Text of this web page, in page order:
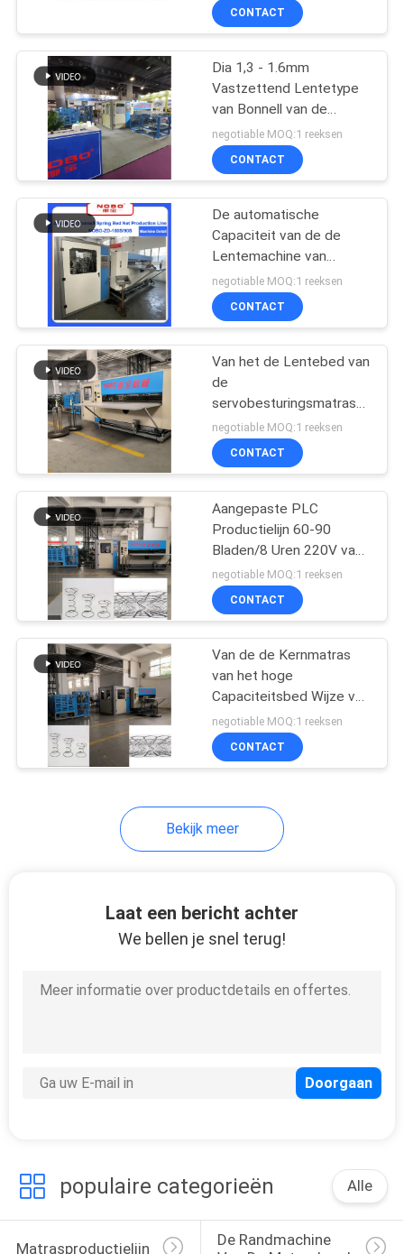
matras naaimachine
De Machine van de
matrasverpakking
Sofa Spring Machine
Draad die
Snijmachine
rechtmaken
Machine
Machinevervangstukken
CONTACT
Dia 1,3 - 1.6mm
Vastzettend Lentetype
van Bonnell van de
Matrasproductielijn
negotiable MOQ:1 reeksen
CONTACT
De automatische
Capaciteit van de de
Lentemachine van
Matrasbonnell H 60 - 90
Bladen/8
negotiable MOQ:1 reeksen
CONTACT
Van het de Lentebed van
de
servobesturingsmatras
de Kernproductielijn 100
de Lentes/Min
negotiable MOQ:1 reeksen
CONTACT
Aangepaste PLC
Productielijn 60-90
Bladen/8 Uren 220V van
de Controlematras
negotiable MOQ:1 reeksen
CONTACT
Van de de Kernmatras
van het hoge
Capaciteitsbed Wijze van
de de Productielijn de
Automatische Verrichting
negotiable MOQ:1 reeksen
CONTACT
Bekijk meer
Laat een bericht achter
We bellen je snel terug!
populaire categorieën Alle
Matrasproductielijn
De Randmachine